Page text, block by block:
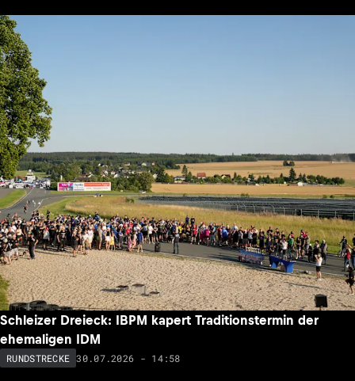
Schleizer Dreieck: IBPM kapert Traditionstermin der
ehemaligen IDM
RUNDSTRECKE 30.07.2026 - 14:58